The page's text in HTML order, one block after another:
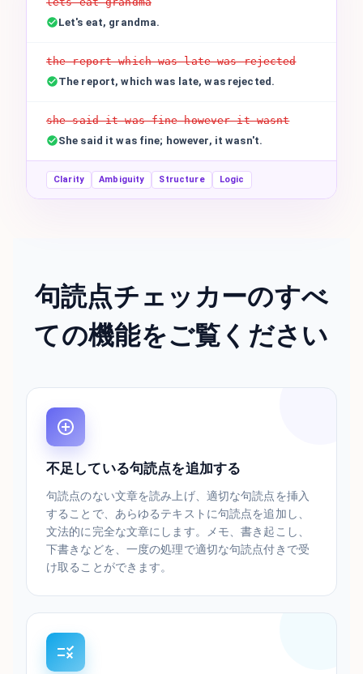
Let's eat, grandma.
the report which was late was rejected
The report, which was late, was rejected.
she said it was fine however it wasnt
She said it was fine; however, it wasn't.
Clarity Ambiguity Structure Logic
句読点チェッカーのすべ
ての機能をご覧ください
不足している句読点を追加する
句読点のない文章を読み上げ、適切な句読点を挿入
することで、あらゆるテキストに句読点を追加し、
文法的に完全な文章にします。メモ、書き起こし、
下書きなどを、一度の処理で適切な句読点付きで受
け取ることができます。